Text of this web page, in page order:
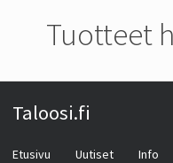
Tuotteet
Taloosi.fi
Etusivu Uutiset Info